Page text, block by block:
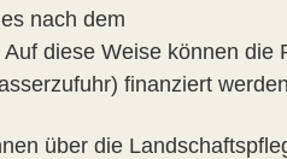
nach dem
diese Weise können die
finanziert
über die